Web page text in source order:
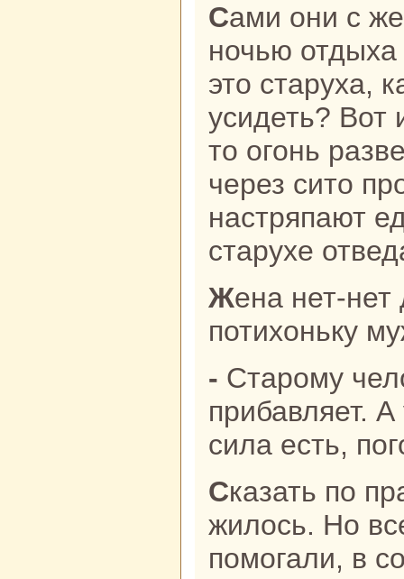
Сами они с женой ни днем, ни
ночью
это старуха,
усидеть? Вот
то огонь
через сито
нaстряпают
старухе
Женa нет-нет да и скажет
потихоньку
- Старому человеку рис силы
прибавляет.
сила есть,
Сказать по пpaвде, трудно им
жилось. Но
помогали, в